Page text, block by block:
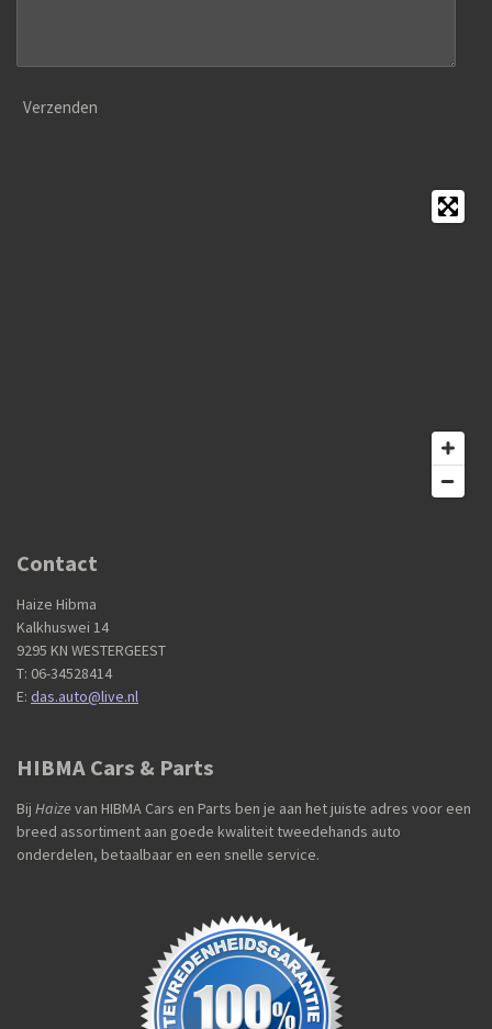
Verzenden
Contact
Haize Hibma
Kalkhuswei 14
9295 KN WESTERGEEST
T: 06-34528414
E: das.auto@live.nl
HIBMA Cars & Parts
Bij Haizevan HIBMA Cars en Parts ben je aan het juiste adres voor een
breed assortiment aan goede kwaliteit tweedehands auto
onderdelen, betaalbaar en een snelle service.